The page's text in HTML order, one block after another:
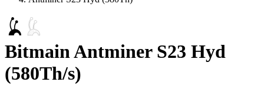
BitmainAntminer S23 Hyd
(580Th/s)